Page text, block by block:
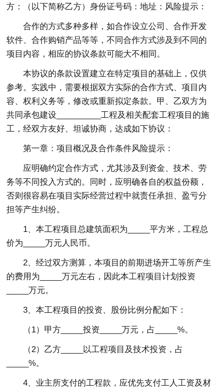
方：（以下简称乙方）身份证号码：地址：风险提示：
合作的方式多种多样，如合作设立公司、合作开发
软件、合作购销产品等等，不同合作方式涉及到不同的
项目内容，相应的协议条款可能大不相同。
本协议的条款设置建立在特定项目的基础上，仅供
参考。实践中，需要根据双方实际的合作方式、项目内
容、权利义务等，修改或重新拟定条款。甲、乙双方为
共同承包建设__________工程及相关配套工程项目的施
工，经双方友好、坦诚协商，达成如下协议：
第一章：项目概况及合作条件风险提示：
应明确约定合作方式，尤其涉及到资金、技术、劳
务等不同投入方式的。同时，应明确各自的权益份额，
否则很容易在项目实际经营过程中就责任承担、盈亏分
担等产生纠纷。
1、本工程项目总建筑面积为_____平方米，工程总
价为_____万元人民币。
2、经过双方测算，本项目的前期进场开工等所产生
的费用为_____万元左右，因此本工程项目计划投资
_____万元。
3、本工程项目的投资、股份比例分配如下：
（1）甲方_____投资_____万元，占_____%。
（2）乙方_____以工程项目及技术投资，占
_____%。
4、业主所支付的工程款，应优先支付工人工资及材